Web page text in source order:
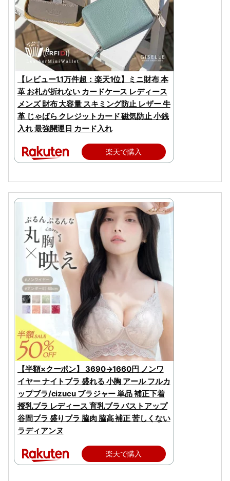
【レビュー1.1万件超：楽天1位】ミニ財布 本
革 お札が折れない カードケース レディース
メンズ 財布 大容量 スキミング防止 レザー 牛
革 じゃばら クレジットカード 磁気防止 小銭
入れ 最強開運日 カード入れ
楽天で購入
【半額×クーポン】 3690→1660円 ノンワ
イヤー ナイトブラ 盛れる 小胸 アール フルカ
ップブラ/cizucu ブラジャー 単品 補正下着
授乳ブラ レディース 育乳ブラ バストアップ
谷間ブラ 盛りブラ 脇肉 脇高 補正 苦しくない
ラディアンヌ
楽天で購入